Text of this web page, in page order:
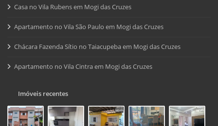
Casa no Vila Rubens em Mogi das Cruzes
Apartamento no Vila São Paulo em Mogi das Cruzes
Chácara Fazenda Sítio no Taiacupeba em Mogi das Cruzes
Apartamento no Vila Cintra em Mogi das Cruzes
Imóveis recentes